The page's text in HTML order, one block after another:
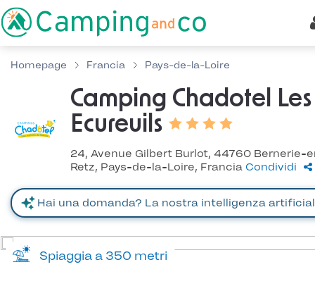
Homepage Francia Pays-de-la-Loire
Camping Chadotel Les
Ecureuils
24, Avenue Gilbert Burlot, 44760 Bernerie-
Retz, Pays-de-la-Loire, Francia Condividi
Spiaggia a 350 metri